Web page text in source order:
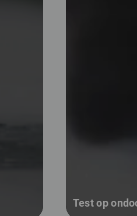
Test op